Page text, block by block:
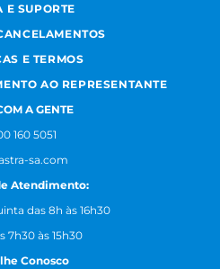
E SUPORTE
E TERMOS
AO REPRESENTANTE
A GENTE
160 5051
sa.com
Atendimento:
das 8h às 16h30
7h30 às 15h30
Conosco